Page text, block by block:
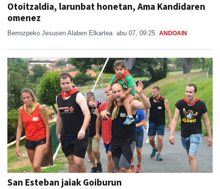
Otoitzaldia, larunbat honetan, Ama Kandidaren
omenez
Berrozpeko Jesusen Alaben Elkartea abu 07, 09:25 ANDOAIN
San Esteban jaiak Goiburun